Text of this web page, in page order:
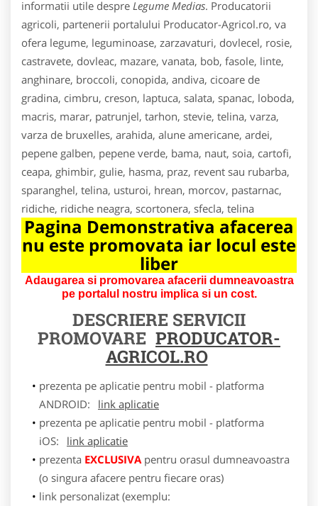
informatii utile despre Legume Medias. Producatorii
agricoli, partenerii portalului Producator-Agricol.ro, va
ofera legume, leguminoase, zarzavaturi, dovlecel, rosie,
castravete, dovleac, mazare, vanata, bob, fasole, linte,
anghinare, broccoli, conopida, andiva, cicoare de
gradina, cimbru, creson, laptuca, salata, spanac, loboda,
macris, marar, patrunjel, tarhon, stevie, telina, varza,
varza de bruxelles, arahida, alune americane, ardei,
pepene galben, pepene verde, bama, naut, soia, cartofi,
ceapa, ghimbir, gulie, hasma, praz, revent sau rubarba,
sparanghel, telina, usturoi, hrean, morcov, pastarnac,
ridiche, ridiche neagra, scortonera, sfecla, telina
Pagina Demonstrativa afacerea
nu este promovata iar locul este
liber
Adaugarea si promovarea afacerii dumneavoastra
pe portalul nostru implica si un cost.
DESCRIERE SERVICII
PROMOVARE PRODUCATOR-
AGRICOL.RO
prezenta pe aplicatie pentru mobil - platforma
ANDROID:
link aplicatie
prezenta pe aplicatie pentru mobil - platforma
iOS:
link aplicatie
prezenta EXCLUSIVApentru orasul dumneavoastra
(o singura afacere pentru fiecare oras)
link personalizat (exemplu: